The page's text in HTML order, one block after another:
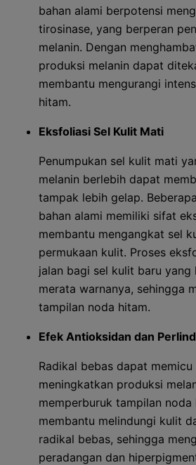
bahan alami berpotensi
tirosinase, yang berperan
melanin. Dengan
produksi melanin dapat
membantu mengurangi
hitam.
Eksfoliasi Sel Kulit Mati
Penumpukan sel kulit mati
melanin berlebih dapat
tampak lebih gelap.
bahan alami memiliki sifat
membantu mengangkat sel
permukaan kulit. Proses
jalan bagi sel kulit baru yang
merata warnanya, sehingga
tampilan noda hitam.
Efek Antioksidan dan
Radikal bebas dapat
meningkatkan produksi
memperburuk tampilan
membantu melindungi kulit
radikal bebas, sehingga
peradangan dan